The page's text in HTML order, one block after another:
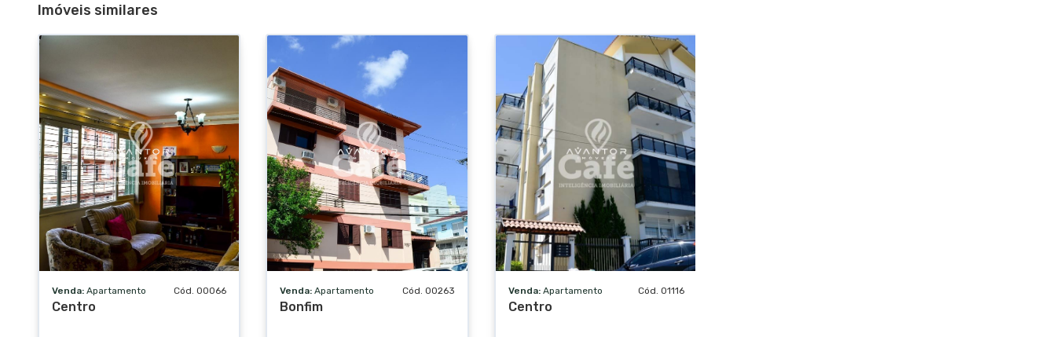
Imóveis similares
Venda: Apartamento Cód. 00066
Centro
Venda: Apartamento Cód. 00263
Bonfim
Venda: Apartamento Cód. 01116
Centro